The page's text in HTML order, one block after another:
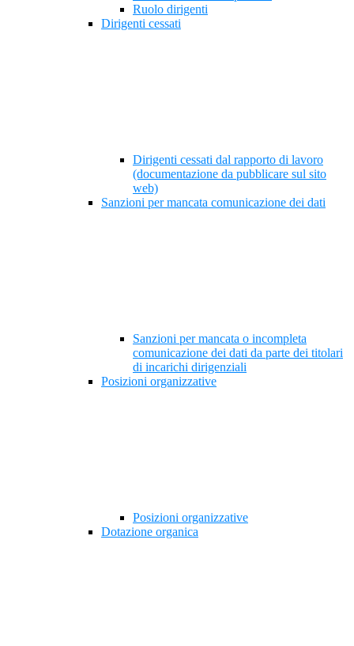
Ruolo dirigenti
Dirigenti cessati
Dirigenti cessati dal rapporto di lavoro
(documentazione da pubblicare sul sito
web)
Sanzioni per mancata comunicazione dei dati
Sanzioni per mancata o incompleta
comunicazione dei dati da parte dei titolari
di incarichi dirigenziali
Posizioni organizzative
Posizioni organizzative
Dotazione organica